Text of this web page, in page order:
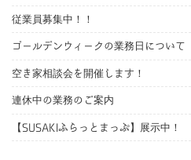
従業員募集中！！
ゴールデンウィークの業務日について
空き家相談会を開催します！
連休中の業務のご案内
【SUSAKIふらっとまっぷ】展示中！